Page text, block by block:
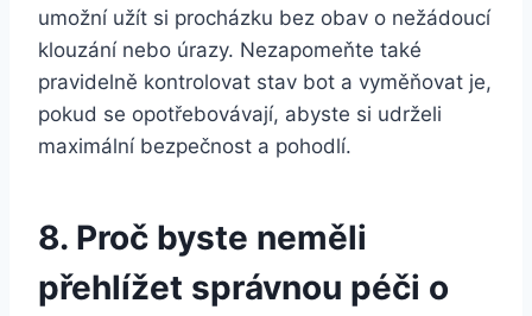
umožní užít si procházku bez obav o nežádoucí
klouzání nebo úrazy. Nezapomeňte také
pravidelně kontrolovat stav bot a vyměňovat⁢ je,
pokud se opotřebovávají, abyste si udrželi
maximální bezpečnost a pohodlí.
8. Proč byste neměli
přehlížet správnou péči o